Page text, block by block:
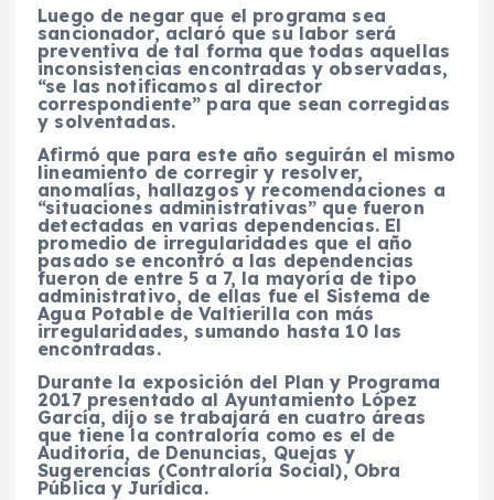
Luego de negar que el programa sea
sancionador, aclaró que su labor será
preventiva de tal forma que todas aquellas
inconsistencias encontradas y observadas,
“se las notificamos al director
correspondiente” para que sean corregidas
y solventadas.
Afirmó que para este año seguirán el mismo
lineamiento de corregir y resolver,
anomalías, hallazgos y recomendaciones a
“situaciones administrativas” que fueron
detectadas en varias dependencias. El
promedio de irregularidades que el año
pasado se encontró a las dependencias
fueron de entre 5 a 7, la mayoría de tipo
administrativo, de ellas fue el Sistema de
Agua Potable de Valtierilla con más
irregularidades, sumando hasta 10 las
encontradas.
Durante la exposición del Plan y Programa
2017 presentado al Ayuntamiento López
García, dijo se trabajará en cuatro áreas
que tiene la contraloría como es el de
Auditoría, de Denuncias, Quejas y
Sugerencias (Contraloría Social), Obra
Pública y Jurídica.